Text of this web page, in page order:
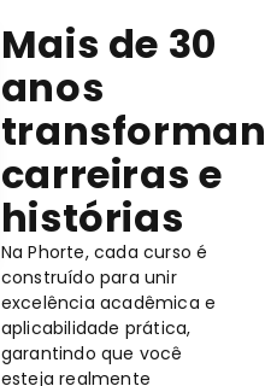
Mais de 30
anos
carreiras e
histórias
Na Phorte, cada curso é
construído para unir
excelência acadêmica e
aplicabilidade prática,
garantindo que você
esteja realmente